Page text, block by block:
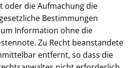
oder die Aufmachung die
Bestimmungen
Information ohne die
Zu Recht beanstandete
entfernt, so dass die